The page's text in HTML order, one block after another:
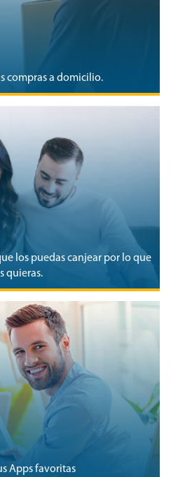
compras a domicilio.
los puedas canjear por lo que
quieras.
Apps favoritas